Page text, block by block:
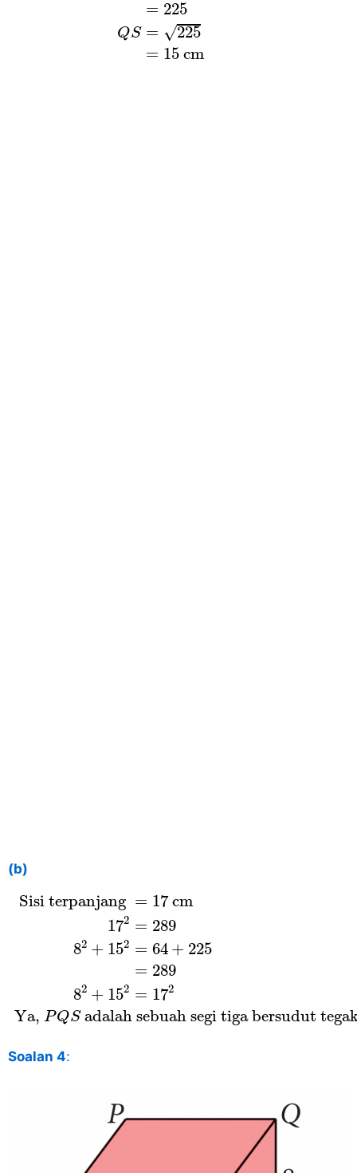
= 225
QS = √225
= 15 cm
(b)
Sisi terpanjang = 17 cm
172 = 289
82 + 152 = 64 + 225
= 289
82 + 152 = 172
Ya, PQS adalah sebuah segi tiga bersudut
Sisi terpanjang 17 c
Soalan 4: